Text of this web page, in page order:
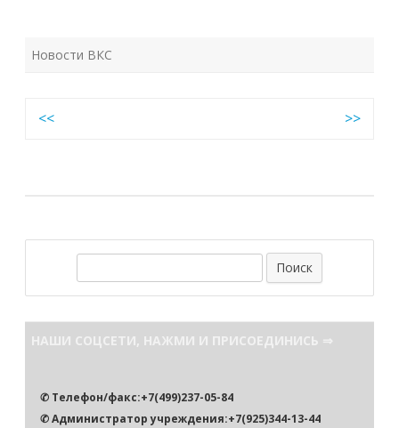
Новости ВКС
Навигация
<< >>
НАШИ СОЦСЕТИ, НАЖМИ И ПРИСОЕДИНИСЬ ⇒
✆ Телефон/факс:+7(499)237-05-84
✆ Администратор учреждения:+7(925)344-13-44